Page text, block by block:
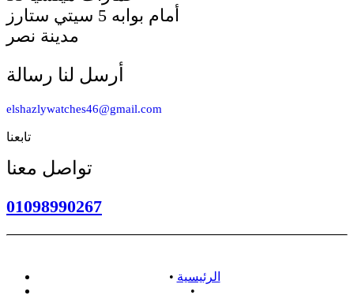
أمام بوابه 5 سيتي ستارز
مدينة نصر
أرسل لنا رسالة
elshazlywatches46@gmail.com
تابعنا
تواصل معنا
01098990267
• الرئيسية
•